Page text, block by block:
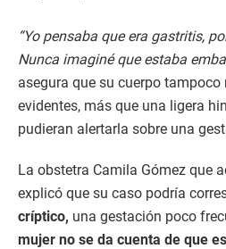
“Yo pensaba que era gastritis,
Nunca imaginé que estaba
asegura que su cuerpo
evidentes, más que una ligera
pudieran alertarla sobre una
La obstetra Camila Gómez que
explicó que su caso podría
críptico, una gestación poco
mujer no se da cuenta de que